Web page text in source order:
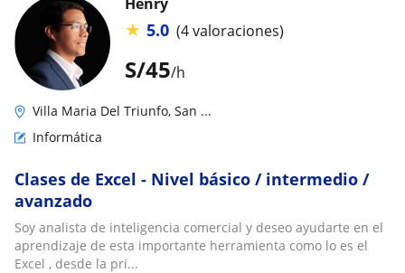
S/45/h
★ 5.0 (4 valoraciones)
Villa Maria Del Triunfo, San ...
Informática
Clases de Excel - Nivel básico / intermedio /
avanzado
Soy analista de inteligencia comercial y deseo ayudarte en el
aprendizaje de esta importante herramienta como lo es el
Excel , desde la pri...